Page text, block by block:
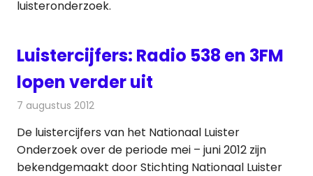
luisteronderzoek.
Luistercijfers: Radio 538 en 3FM
lopen verder uit
7 augustus 2012
De luistercijfers van het Nationaal Luister
Onderzoek over de periode mei – juni 2012 zijn
bekendgemaakt door Stichting Nationaal Luister